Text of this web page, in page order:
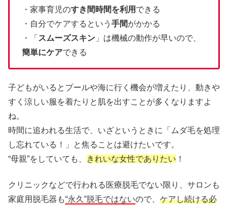
・家事育児のすき間時間を利用 できる
・自分でケアするという 手間がかかる
・「 スムーズスキン 」は機械の動作が早いので、
簡単にケアできる
子どもがいるとプールや海に行く機会が増えたり、動きや
すく涼しい服を着たりと肌を出すことが多くなりますよ
ね。
時間に追われる生活で、いざというときに「ムダ毛を処理
し忘れている！」と焦ることは避けたいです。
“母親”をしていても、
きれいな女性でありたい ！
クリニックなどで行われる医療脱毛でない限り、サロンも
家庭用脱毛器も“永久”脱毛ではないので、 ケアし続ける必